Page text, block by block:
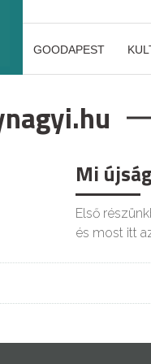
GOODAPEST
Mi
Első
és most itt